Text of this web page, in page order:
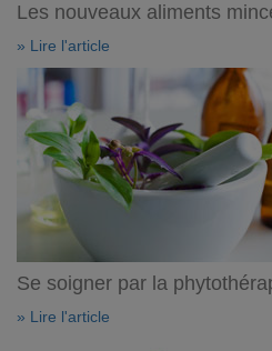
Les nouveaux aliments
» Lire l'article
Se soigner par la
» Lire l'article